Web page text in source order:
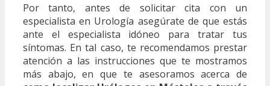
Por tanto, antes de solicitar cita con un
especialista en Urología asegúrate de que estás
ante el especialista idóneo para tratar tus
síntomas. En tal caso, te recomendamos prestar
atención a las instrucciones que te mostramos
más abajo, en que te asesoramos acerca de